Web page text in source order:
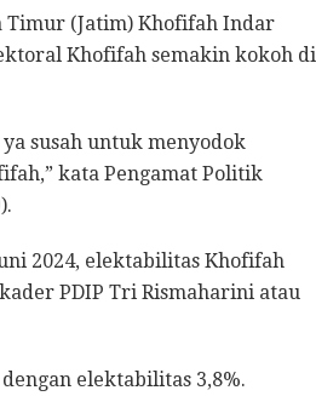
Timur (Jatim) Khofifah Indar
Khofifah semakin kokoh di
susah untuk menyodok
kata Pengamat Politik
2024, elektabilitas Khofifah
PDIP Tri Rismaharini atau
elektabilitas 3,8%.